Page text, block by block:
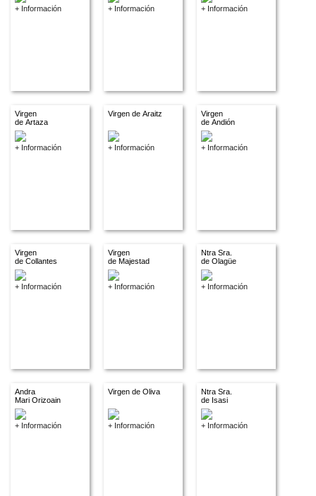
+ Información + Información + Información
Virgen
de Artaza
+ Información
Virgen de Araitz
+ Información
Virgen
de Andión
+ Información
Virgen
de Collantes
+ Información
Virgen
de Majestad
+ Información
Ntra Sra.
de Olagüe
+ Información
Andra
Mari Orizoain
+ Información
Virgen de Oliva
+ Información
Ntra Sra.
de Isasi
+ Información